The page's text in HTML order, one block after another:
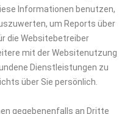
Informationen benutzen,
um Reports über
die Websitebetreiber
mit der Websitenutzung
Dienstleistungen zu
über Sie persönlich.
gegebenenfalls an Dritte